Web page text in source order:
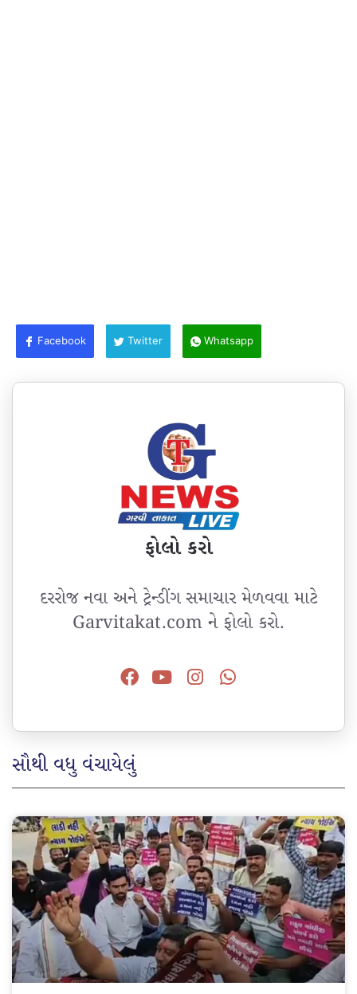
Facebook Twitter Whatsapp
ફોલો કરો
દરરોજ નવા અને ટ્રેન્ડીંગ સમાચાર મેળવવા માટે
Garvitakat.com ને ફોલો કરો.
સૌથી વધુ વંચાયેલું